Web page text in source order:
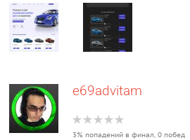
e69advitam
3% попадений в финал, 0 побед